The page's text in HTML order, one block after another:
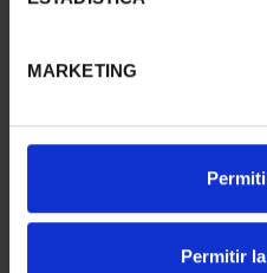
MARKETING
Permitir
CAPITALES ESPAÑOLAS
73,00 €